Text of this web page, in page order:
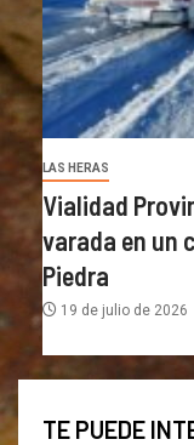
LAS HERAS
Vialidad
varada en un
Piedra
19 de julio de 2026
TE PUEDE